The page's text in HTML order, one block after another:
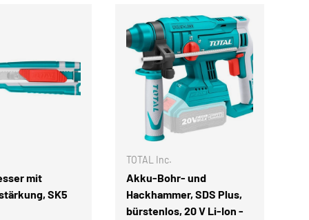
mit
SK5
TOTAL Inc.
Akku-Bohr- und
Hackhammer, SDS Plus,
bürstenlos, 20 V Li-Ion -
IN DEN